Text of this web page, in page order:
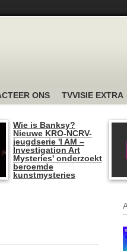
ONS TVVISIE EXTRA
Wie is Banksy?
Nieuwe KRO-NCRV-
jeugdserie 'I AM –
Investigation Art
Mysteries' onderzoekt
beroemde
kunstmysteries